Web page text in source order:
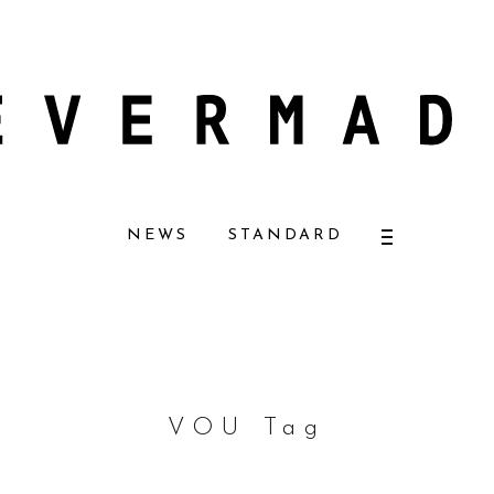
【エバーメイド
NEWS STANDARD
VOU Tag